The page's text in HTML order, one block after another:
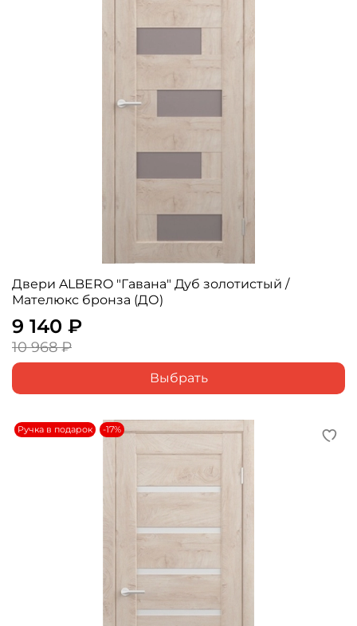
Двери ALBERO "Гавана" Дуб золотистый /
Мателюкс бронза (ДО)
9 140 ₽
10 968 ₽
Выбрать
Ручка в подарок -17%